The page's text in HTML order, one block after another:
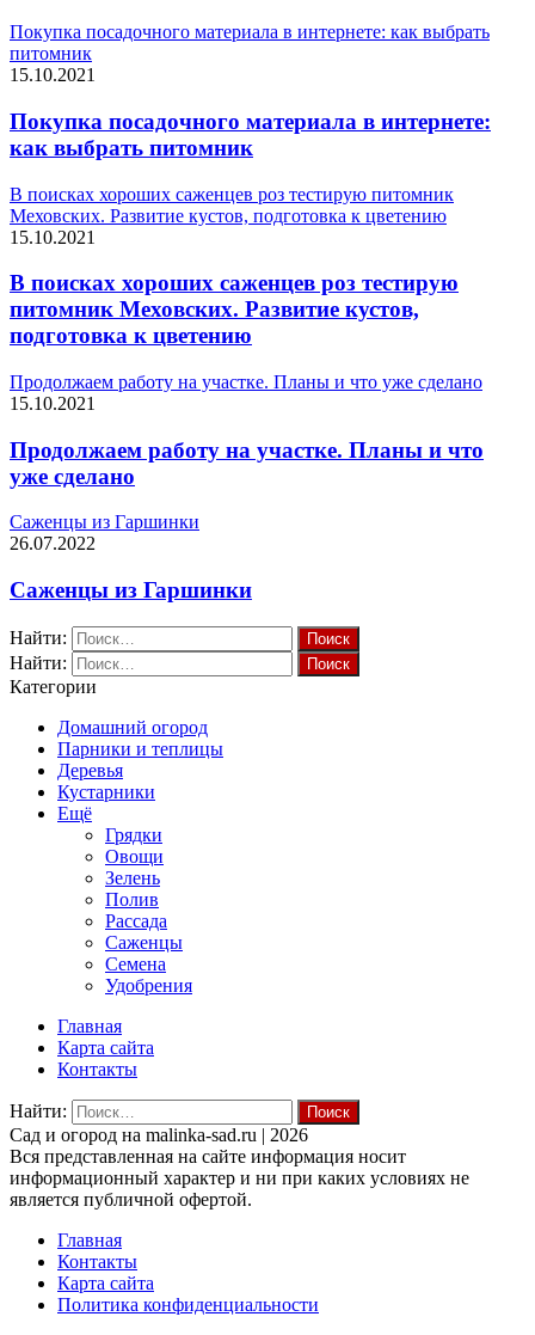
Покупка посадочного материала в интернете: как выбрать
питомник
15.10.2021
Покупка посадочного материала в интернете:
как выбрать питомник
В поисках хороших саженцев роз тестирую питомник
Меховских. Развитие кустов, подготовка к цветению
15.10.2021
В поисках хороших саженцев роз тестирую
питомник Меховских. Развитие кустов,
подготовка к цветению
Продолжаем работу на участке. Планы и что уже сделано
15.10.2021
Продолжаем работу на участке. Планы и что
уже сделано
Саженцы из Гаршинки
26.07.2022
Саженцы из Гаршинки
Найти:
Найти:
Категории
Домашний огород
Парники и теплицы
Деревья
Кустарники
Ещё
Грядки
Овощи
Зелень
Полив
Рассада
Саженцы
Семена
Удобрения
Главная
Карта сайта
Контакты
Найти:
Cад и огород на malinka-sad.ru | 2026
Вся представленная на сайте информация носит
информационный характер и ни при каких условиях не
является публичной офертой.
Главная
Контакты
Карта сайта
Политика конфиденциальности